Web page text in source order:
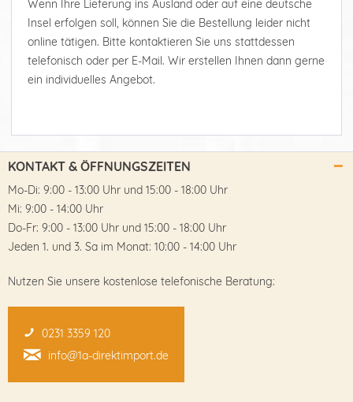
Wenn Ihre Lieferung ins Ausland oder auf eine deutsche
Insel erfolgen soll, können Sie die Bestellung leider nicht
online tätigen. Bitte kontaktieren Sie uns stattdessen
telefonisch oder per E-Mail. Wir erstellen Ihnen dann gerne
ein individuelles Angebot.
KONTAKT & ÖFFNUNGSZEITEN
Mo-Di: 9:00 - 13:00 Uhr und 15:00 - 18:00 Uhr
Mi: 9:00 - 14:00 Uhr
Do-Fr: 9:00 - 13:00 Uhr und 15:00 - 18:00 Uhr
Jeden 1. und 3. Sa im Monat: 10:00 - 14:00 Uhr
Nutzen Sie unsere kostenlose telefonische Beratung:
0231 3359 120
info@1a-direktimport.de